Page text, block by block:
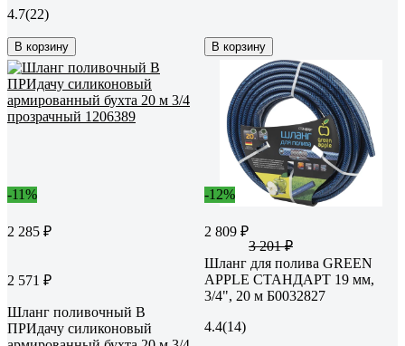
4.7(22)
В корзину В корзину
-11%
2 285 ₽
2 571 ₽
Шланг поливочный В
ПРИдачу силиконовый
-12%
2 809 ₽
3 201 ₽
Шланг для полива GREEN
APPLE СТАНДАРТ 19 мм,
3/4", 20 м Б0032827
4.4(14)